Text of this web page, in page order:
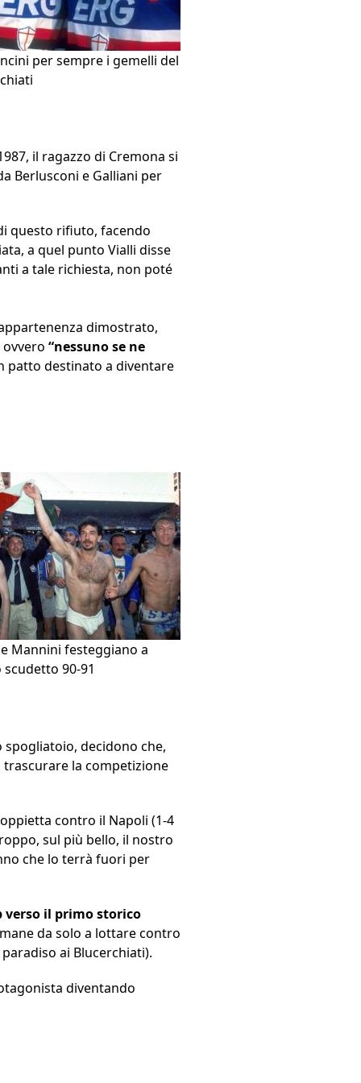
per sempre i gemelli del
il ragazzo di Cremona si
Berlusconi e Galliani per
questo rifiuto, facendo
a quel punto Vialli disse
a tale richiesta, non poté
dimostrato,
“nessuno se ne
patto destinato a diventare
Mannini festeggiano a
90-91
decidono che,
la competizione
contro il Napoli (1-4
sul più bello, il nostro
che lo terrà fuori per
verso il primo storico
da solo a lottare contro
ai Blucerchiati).
diventando